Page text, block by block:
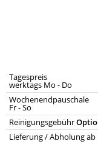
Tagespreis
werktags Mo - Do
Wochenendpauschale
Fr - So
Reinigungsgebühr
Lieferung / Abholung ab